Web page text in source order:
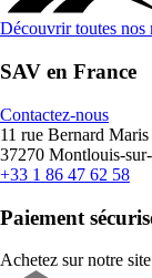
Découvrir toutes nos
SAV en France
Contactez-nous
11 rue Bernard Maris
37270 Montlouis-
+33 1 86 47 62 58
Paiement
Achetez sur notre